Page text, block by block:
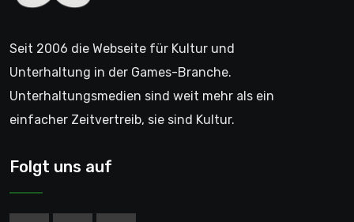
Seit 2006 die Webseite für Kultur und
Unterhaltung in der Games-Branche.
Unterhaltungsmedien sind weit mehr als ein
einfacher Zeitvertreib, sie sind Kultur.
Folgt uns auf